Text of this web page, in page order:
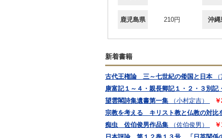
鹿児島県 210円 沖縄
新着書籍
古代王権論 三～七世紀の倭国と日本
康富記１～４・親長卿記１・２・３別
望雲閣詩集遺書第一集
（小村定吉）
宗教を考える キリスト教と仏教の対比
痴虫 佐伯俊男作品集
（佐伯俊男）